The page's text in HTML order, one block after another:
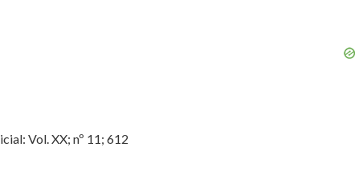
Vol. XX; nº 11; 612